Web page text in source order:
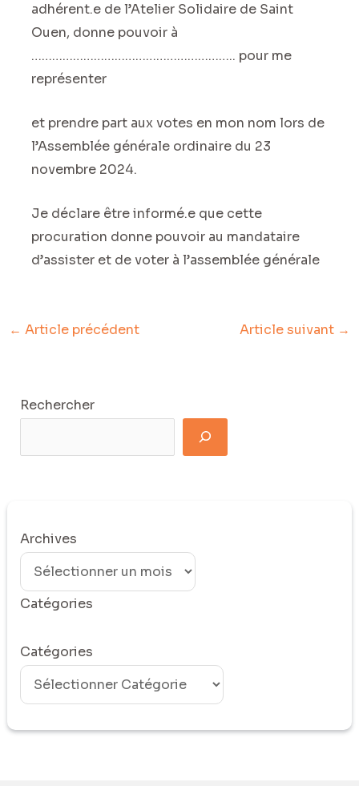
adhérent.e de l’Atelier Solidaire de Saint
Ouen, donne pouvoir à
………………………………………………….. pour me
représenter
et prendre part aux votes en mon nom lors de
l’Assemblée générale ordinaire du 23
novembre 2024.
Je déclare être informé.e que cette
procuration donne pouvoir au mandataire
d’assister et de voter à l’assemblée générale
← Article précédent Article suivant →
Rechercher
Archives
Catégories
Catégories